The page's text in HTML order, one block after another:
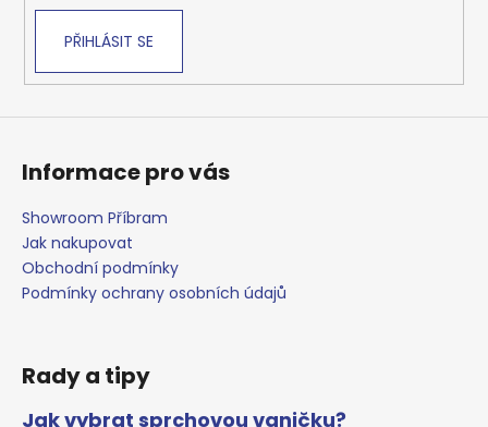
PŘIHLÁSIT SE
Informace pro vás
Showroom Příbram
Jak nakupovat
Obchodní podmínky
Podmínky ochrany osobních údajů
Rady a tipy
Jak vybrat sprchovou vaničku?